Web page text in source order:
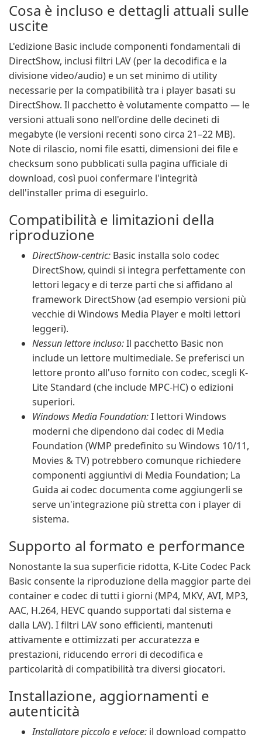
Cosa è incluso e dettagli attuali sulle
uscite
L'edizione Basic include componenti fondamentali di
DirectShow, inclusi filtri LAV (per la decodifica e la
divisione video/audio) e un set minimo di utility
necessarie per la compatibilità tra i player basati su
DirectShow. Il pacchetto è volutamente compatto — le
versioni attuali sono nell'ordine delle decineti di
megabyte (le versioni recenti sono circa 21–22 MB).
Note di rilascio, nomi file esatti, dimensioni dei file e
checksum sono pubblicati sulla pagina ufficiale di
download, così puoi confermare l'integrità
dell'installer prima di eseguirlo.
Compatibilità e limitazioni della
riproduzione
DirectShow-centric: Basic installa solo codec
DirectShow, quindi si integra perfettamente con
lettori legacy e di terze parti che si affidano al
framework DirectShow (ad esempio versioni più
vecchie di Windows Media Player e molti lettori
leggeri).
Nessun lettore incluso:Il pacchetto Basic non
include un lettore multimediale. Se preferisci un
lettore pronto all'uso fornito con codec, scegli K-
Lite Standard (che include MPC-HC) o edizioni
superiori.
Windows Media Foundation:I lettori Windows
moderni che dipendono dai codec di Media
Foundation (WMP predefinito su Windows 10/11,
Movies & TV) potrebbero comunque richiedere
componenti aggiuntivi di Media Foundation; La
Guida ai codec documenta come aggiungerli se
serve un'integrazione più stretta con i player di
sistema.
Supporto al formato e performance
Nonostante la sua superficie ridotta, K-Lite Codec Pack
Basic consente la riproduzione della maggior parte dei
container e codec di tutti i giorni (MP4, MKV, AVI, MP3,
AAC, H.264, HEVC quando supportati dal sistema e
dalla LAV). I filtri LAV sono efficienti, mantenuti
attivamente e ottimizzati per accuratezza e
prestazioni, riducendo errori di decodifica e
particolarità di compatibilità tra diversi giocatori.
Installazione, aggiornamenti e
autenticità
Installatore piccolo e veloce: il download compatto